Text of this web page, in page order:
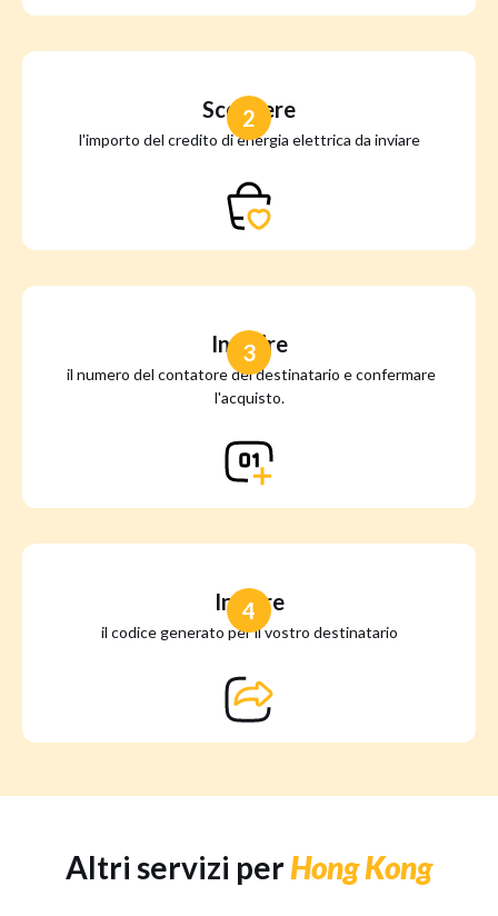
Scegliere
l'importo del credito di energia elettrica da inviare
2
Inserire
il numero del contatore del destinatario e confermare
l'acquisto.
3
Inviare
il codice generato per il vostro destinatario
4
Altri servizi perHong Kong